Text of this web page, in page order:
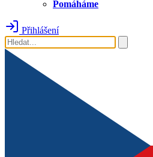
Pomáháme
Přihlášení